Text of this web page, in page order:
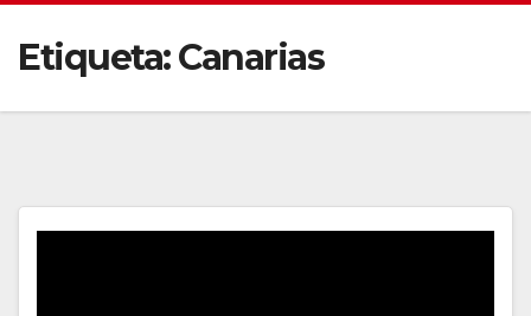
Etiqueta:Canarias